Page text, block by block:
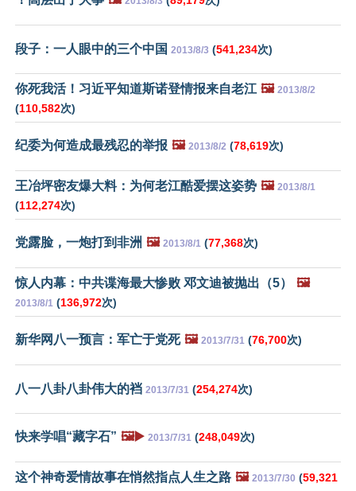
段子：一人眼中的三个中国 2013/8/3 (541,234次)
你死我活！习近平知道斯诺登情报来自老江 🖼️ 2013/8/2
(110,582次)
纪委为何造成最残忍的举报 🖼️ 2013/8/2 (78,619次)
王冶坪密友爆大料：为何老江酷爱摆这姿势 🖼️ 2013/8/1
(112,274次)
党露脸，一炮打到非洲 🖼️ 2013/8/1 (77,368次)
惊人内幕：中共谍海最大惨败 邓文迪被抛出（5） 🖼️
2013/8/1 (136,972次)
新华网八一预言：军亡于党死 🖼️ 2013/7/31 (76,700次)
八一八卦八卦伟大的裆 2013/7/31 (254,274次)
快来学唱“藏字石” 🖼️▶️ 2013/7/31 (248,049次)
这个神奇爱情故事在悄然指点人生之路 🖼️ 2013/7/30 (59,321